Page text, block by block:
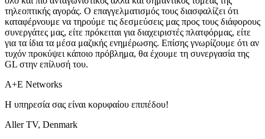
τηλεοπτικής αγοράς. Ο επαγγελματισμός τους διασφαλίζει ότι
καταφέρνουμε να τηρούμε τις δεσμεύσεις μας προς τους διάφορους
συνεργάτες μας, είτε πρόκειται για διαχειριστές πλατφόρμας, είτε
για τα ίδια τα μέσα μαζικής ενημέρωσης. Επίσης γνωρίζουμε ότι αν
τυχόν προκύψει κάποιο πρόβλημα, θα έχουμε τη συνεργασία της
GL στην επίλυσή του.
A+E Networks
Η υπηρεσία σας είναι κορυφαίου επιπέδου!
Aller TV, Denmark